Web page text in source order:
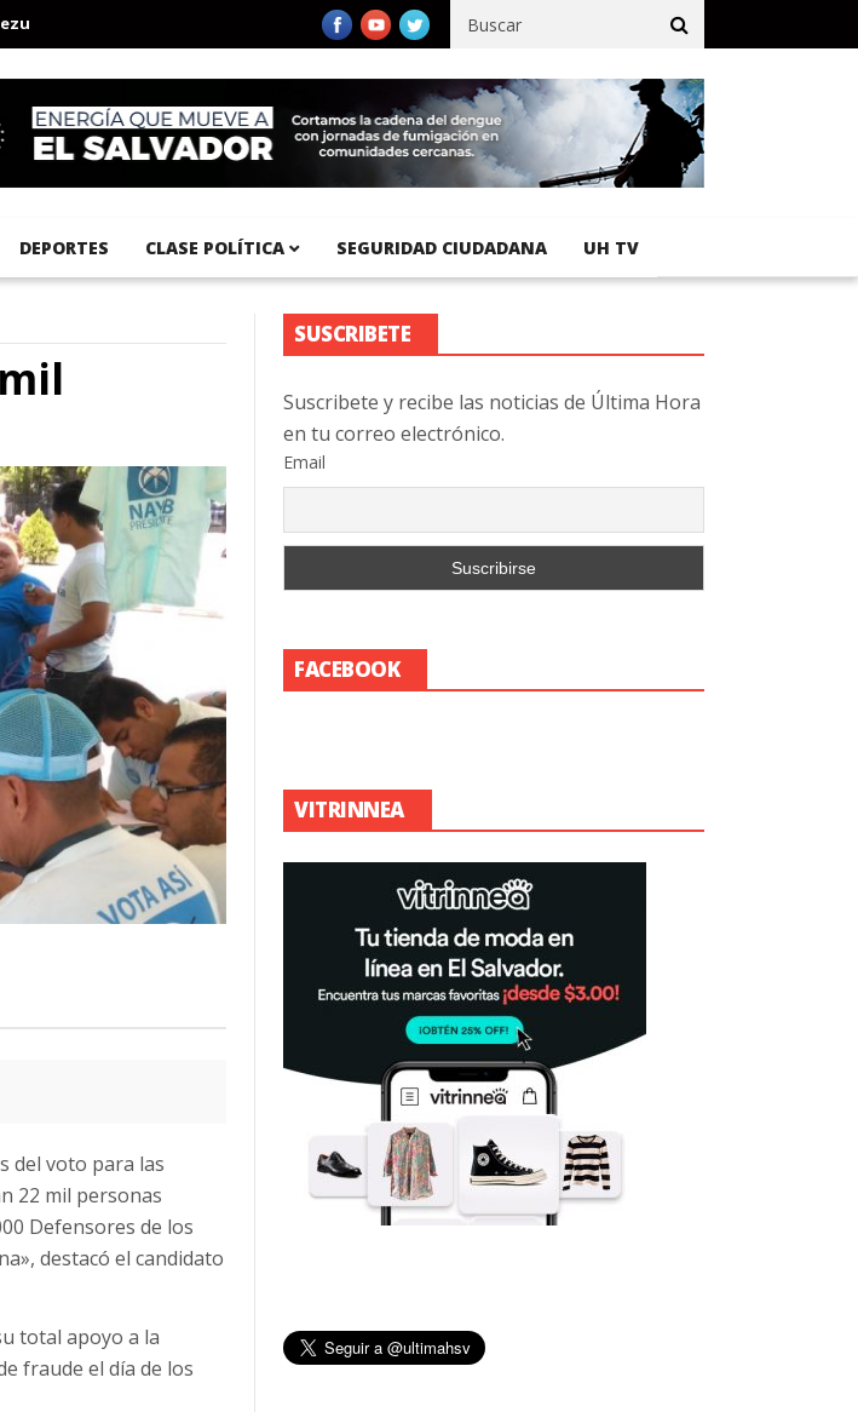
Aeropuerto Internacional del Pacífico registra 92 % de avance en obras de terracería
DEPORTES CLASE POLÍTICA SEGURIDAD CIUDADANA UH TV
del voto para las
22 mil personas
Defensores de los
destacó el candidato
total apoyo a la
fraude el día de los
SUSCRIBETE
Suscribete y recibe las noticias de Última Hora
en tu correo electrónico.
Email
FACEBOOK
VITRINNEA